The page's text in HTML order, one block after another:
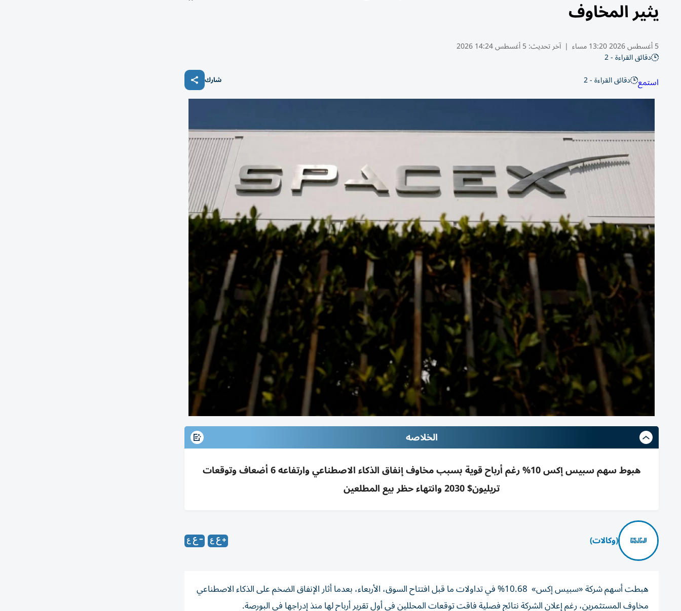
يثير المخاوف
5 أغسطس 2026 13:20 مساء | آخر تحديث:5 أغسطس 14:24 2026
دقائق القراءة - 2
استمع دقائق القراءة - 2 شارك
الخلاصه
هبوط سهم سبيس إكس 10% رغم أرباح قوية بسبب مخاوف إنفاق الذكاء الاصطناعي وارتفاعه 6 أضعاف وتوقعات
تريليون$ 2030 وانتهاء حظر بيع المطلعين
(وكالات)
هبطت أسهم شركة «سبيس إكس» 10.68% في تداولات ما قبل افتتاح السوق، الأربعاء، بعدما أثار الإنفاق الضخم على الذكاء الاصطناعي
مخاوف المستثمرين، رغم إعلان الشركة نتائج فصلية فاقت توقعات المحللين في أول تقرير أرباح لها منذ إدراجها في البورصة.